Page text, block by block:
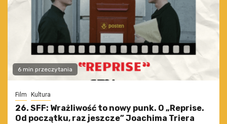
6 min przeczytania
Film Kultura
26. SFF: Wrażliwość to nowy punk. O „Reprise.
Od początku, raz jeszcze” Joachima Triera